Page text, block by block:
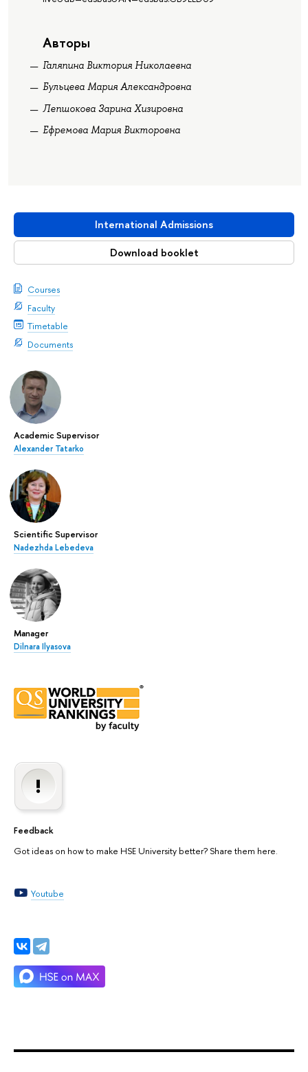
International Admissions
Download booklet
Courses
Faculty
Timetable
Documents
Academic Supervisor
Alexander Tatarko
Scientific Supervisor
Nadezhda Lebedeva
Manager
Dilnara Ilyasova
Feedback
Got ideas on how to make HSE University better? Share them here.
Youtube
Авторы
Галяпина Виктория Николаевна
Бульцева Мария Александровна
Лепшокова Зарина Хизировна
Ефремова Мария Викторовна